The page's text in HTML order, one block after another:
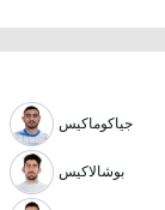
جياكوماكيس
بوشالاكيس